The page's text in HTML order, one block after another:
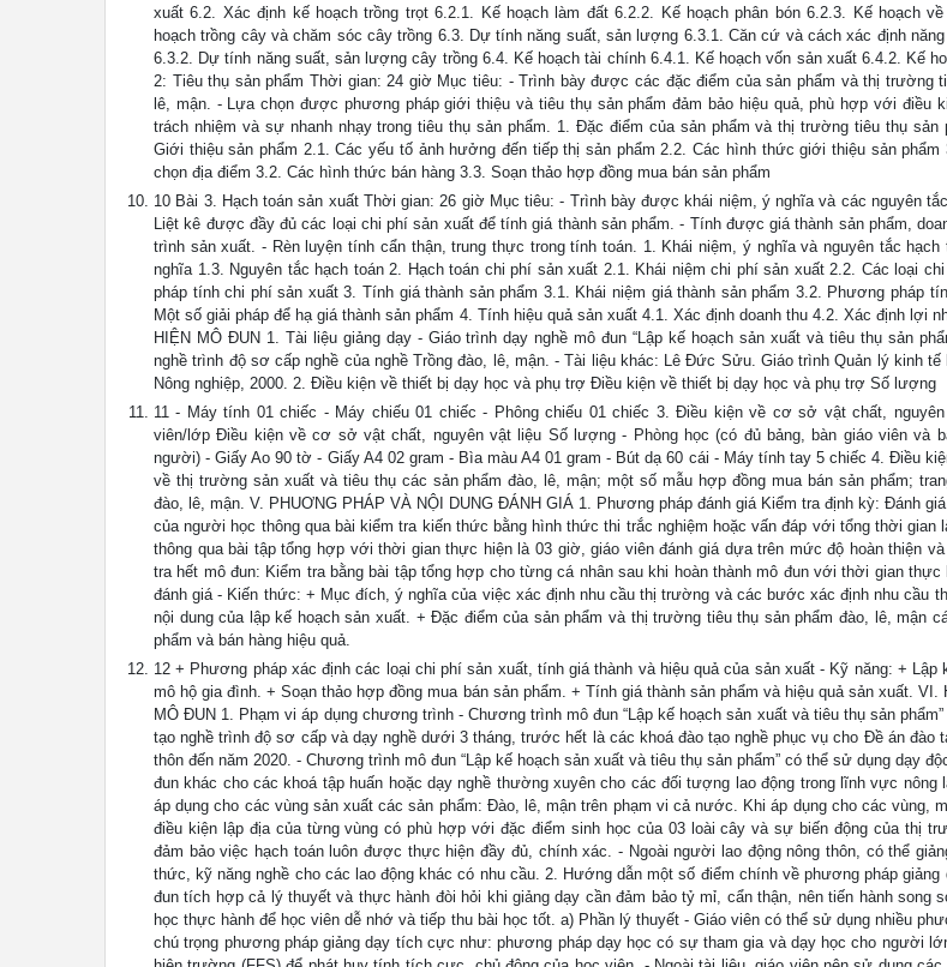
xuất 6.2. Xác định kế hoạch trồng trọt 6.2.1. Kế hoạch làm đất 6.2.2. Kế hoạch phân bón 6.2.3. Kế hoạch
hoạch trồng cây và chăm sóc cây trồng 6.3. Dự tính năng suất, sản lượng 6.3.1. Căn cứ và cách xác định
6.3.2. Dự tính năng suất, sản lượng cây trồng 6.4. Kế hoạch tài chính 6.4.1. Kế hoạch vốn sản xuất 6.4.2. Kế
2: Tiêu thụ sản phẩm Thời gian: 24 giờ Mục tiêu: - Trình bày được các đặc điểm của sản phẩm và thị trường
lê, mận. - Lựa chọn được phương pháp giới thiệu và tiêu thụ sản phẩm đảm bảo hiệu quả, phù hợp với điều
trách nhiệm và sự nhanh nhạy trong tiêu thụ sản phẩm. 1. Đặc điểm của sản phẩm và thị trường tiêu thụ sản
Giới thiệu sản phẩm 2.1. Các yếu tố ảnh hưởng đến tiếp thị sản phẩm 2.2. Các hình thức giới thiệu sản
chọn địa điểm 3.2. Các hình thức bán hàng 3.3. Soạn thảo hợp đồng mua bán sản phẩm
10 Bài 3. Hạch toán sản xuất Thời gian: 26 giờ Mục tiêu: - Trình bày được khái niệm, ý nghĩa và các nguyên
Liệt kê được đầy đủ các loại chi phí sản xuất để tính giá thành sản phẩm. - Tính được giá thành sản phẩm,
trình sản xuất. - Rèn luyện tính cẩn thận, trung thực trong tính toán. 1. Khái niệm, ý nghĩa và nguyên tắc hạch
nghĩa 1.3. Nguyên tắc hạch toán 2. Hạch toán chi phí sản xuất 2.1. Khái niệm chi phí sản xuất 2.2. Các loại
pháp tính chi phí sản xuất 3. Tính giá thành sản phẩm 3.1. Khái niệm giá thành sản phẩm 3.2. Phương pháp
Một số giải pháp để hạ giá thành sản phẩm 4. Tính hiệu quả sản xuất 4.1. Xác định doanh thu 4.2. Xác định lợi
HIỆN MÔ ĐUN 1. Tài liệu giảng dạy - Giáo trình dạy nghề mô đun “Lập kế hoạch sản xuất và tiêu thụ sản
nghề trình độ sơ cấp nghề của nghề Trồng đào, lê, mận. - Tài liệu khác: Lê Đức Sửu. Giáo trình Quản lý kinh tế
Nông nghiệp, 2000. 2. Điều kiện về thiết bị dạy học và phụ trợ Điều kiện về thiết bị dạy học và phụ trợ Số lượng
11 - Máy tính 01 chiếc - Máy chiếu 01 chiếc - Phông chiếu 01 chiếc 3. Điều kiện về cơ sở vật chất,
viên/lớp Điều kiện về cơ sở vật chất, nguyên vật liệu Số lượng - Phòng học (có đủ bảng, bàn giáo viên và
người) - Giấy Ao 90 tờ - Giấy A4 02 gram - Bìa màu A4 01 gram - Bút dạ 60 cái - Máy tính tay 5 chiếc 4. Điều
về thị trường sản xuất và tiêu thụ các sản phẩm đào, lê, mận; một số mẫu hợp đồng mua bán sản phẩm;
đào, lê, mận. V. PHUƠNG PHÁP VÀ NỘI DUNG ĐÁNH GIÁ 1. Phương pháp đánh giá Kiểm tra định kỳ: Đánh
của người học thông qua bài kiểm tra kiến thức bằng hình thức thi trắc nghiệm hoặc vấn đáp với tổng thời gian
thông qua bài tập tổng hợp với thời gian thực hiện là 03 giờ, giáo viên đánh giá dựa trên mức độ hoàn thiện
tra hết mô đun: Kiểm tra bằng bài tập tổng hợp cho từng cá nhân sau khi hoàn thành mô đun với thời gian
đánh giá - Kiến thức: + Mục đích, ý nghĩa của việc xác định nhu cầu thị trường và các bước xác định nhu cầu
nội dung của lập kế hoạch sản xuất. + Đặc điểm của sản phẩm và thị trường tiêu thụ sản phẩm đào, lê, mận
phẩm và bán hàng hiệu quả.
12 + Phương pháp xác định các loại chi phí sản xuất, tính giá thành và hiệu quả của sản xuất - Kỹ năng: + Lập
mô hộ gia đình. + Soạn thảo hợp đồng mua bán sản phẩm. + Tính giá thành sản phẩm và hiệu quả sản xuất. VI.
MÔ ĐUN 1. Phạm vi áp dụng chương trình - Chương trình mô đun “Lập kế hoạch sản xuất và tiêu thụ sản
tạo nghề trình độ sơ cấp và dạy nghề dưới 3 tháng, trước hết là các khoá đào tạo nghề phục vụ cho Đề án đào
thôn đến năm 2020. - Chương trình mô đun “Lập kế hoạch sản xuất và tiêu thụ sản phẩm” có thể sử dụng dạy
đun khác cho các khoá tập huấn hoặc dạy nghề thường xuyên cho các đối tượng lao động trong lĩnh vực nông
áp dụng cho các vùng sản xuất các sản phẩm: Đào, lê, mận trên phạm vi cả nước. Khi áp dụng cho các vùng,
điều kiện lập địa của từng vùng có phù hợp với đặc điểm sinh học của 03 loài cây và sự biến động của thị
đảm bảo việc hạch toán luôn được thực hiện đầy đủ, chính xác. - Ngoài người lao động nông thôn, có thể
thức, kỹ năng nghề cho các lao động khác có nhu cầu. 2. Hướng dẫn một số điểm chính về phương pháp giảng
đun tích hợp cả lý thuyết và thực hành đòi hỏi khi giảng dạy cần đảm bảo tỷ mỉ, cẩn thận, nên tiến hành song
học thực hành để học viên dễ nhớ và tiếp thu bài học tốt. a) Phần lý thuyết - Giáo viên có thể sử dụng nhiều
chú trọng phương pháp giảng dạy tích cực như: phương pháp dạy học có sự tham gia và dạy học cho người